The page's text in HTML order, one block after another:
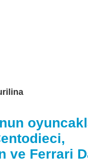
ve Ferrari